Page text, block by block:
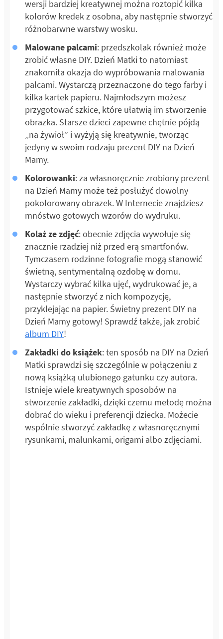
wersji bardziej kreatywnej można roztopić kilka
kolorów kredek z osobna, aby następnie stworzyć
różnobarwne warstwy wosku.
Malowane palcami: przedszkolak również może
zrobić własne DIY. Dzień Matki to natomiast
znakomita okazja do wypróbowania malowania
palcami. Wystarczą przeznaczone do tego farby i
kilka kartek papieru. Najmłodszym możesz
przygotować szkice, które ułatwią im stworzenie
obrazka. Starsze dzieci zapewne chętnie pójdą
„na żywioł” i wyżyją się kreatywnie, tworząc
jedyny w swoim rodzaju prezent DIY na Dzień
Mamy.
Kolorowanki: za własnoręcznie zrobiony prezent
na Dzień Mamy może też posłużyć dowolny
pokolorowany obrazek. W Internecie znajdziesz
mnóstwo gotowych wzorów do wydruku.
Kolaż ze zdjęć: obecnie zdjęcia wywołuje się
znacznie rzadziej niż przed erą smartfonów.
Tymczasem rodzinne fotografie mogą stanowić
świetną, sentymentalną ozdobę w domu.
Wystarczy wybrać kilka ujęć, wydrukować je, a
następnie stworzyć z nich kompozycję,
przyklejając na papier. Świetny prezent DIY na
Dzień Mamy gotowy! Sprawdź także, jak zrobić
album DIY!
Zakładki do książek: ten sposób na DIY na Dzień
Matki sprawdzi się szczególnie w połączeniu z
nową książką ulubionego gatunku czy autora.
Istnieje wiele kreatywnych sposobów na
stworzenie zakładki, dzięki czemu metodę można
dobrać do wieku i preferencji dziecka. Możecie
wspólnie stworzyć zakładkę z własnoręcznymi
rysunkami, malunkami, origami albo zdjęciami.